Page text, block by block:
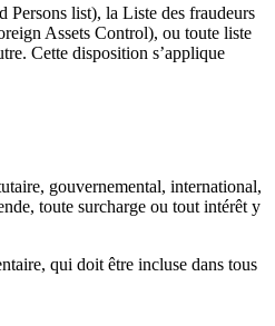
Persons list), la Liste des fraudeurs
Assets Control), ou toute liste
Cette disposition s’applique
gouvernemental, international,
toute surcharge ou tout intérêt y
qui doit être incluse dans tous